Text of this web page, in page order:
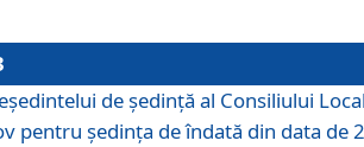
de şedinţă al Consiliului
pentru ședința de îndată din data de